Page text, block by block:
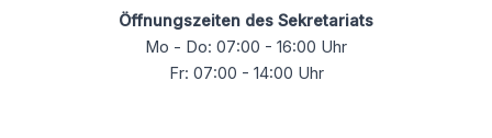
Öffnungszeiten des Sekretariats
Mo - Do: 07:00 - 16:00 Uhr
Fr: 07:00 - 14:00 Uhr